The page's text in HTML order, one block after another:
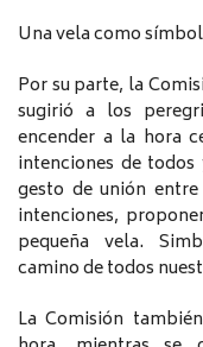
Una vela como
Por su parte, la
sugirió a los
encender a la hora
intenciones de
gesto de unión
intenciones,
pequeña vela.
camino de todos
La Comisión